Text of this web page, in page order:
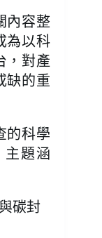
內容整
為以科
，對產
缺的重
的科學
題涵
碳封